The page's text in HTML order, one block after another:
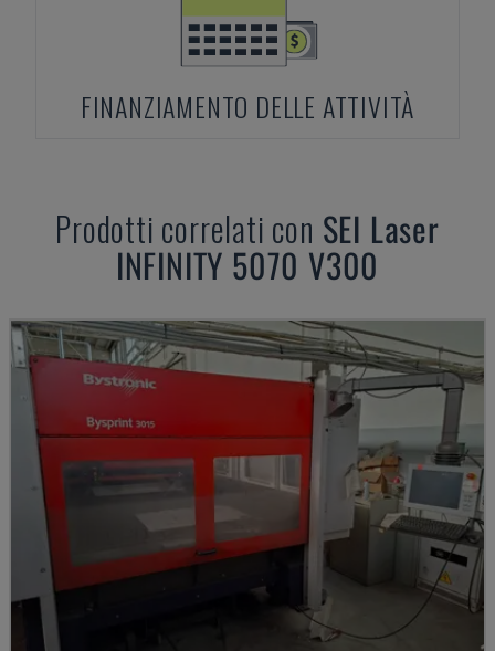
FINANZIAMENTO DELLE ATTIVITÀ
Prodotti correlati con SEI Laser
INFINITY 5070 V300